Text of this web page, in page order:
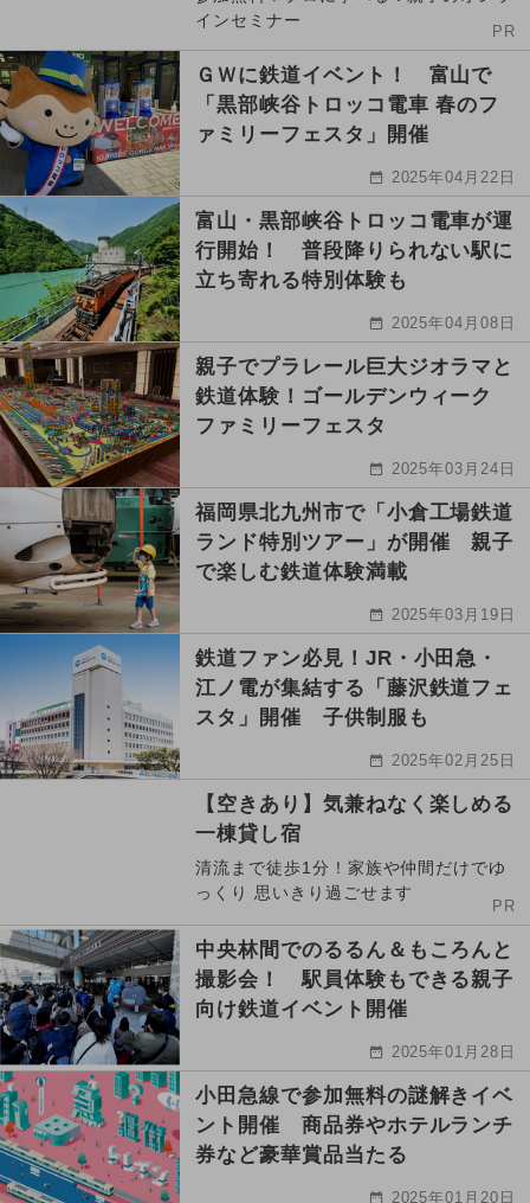
インセミナー
PR
ＧＷに鉄道イベント！ 富山で
「黒部峡谷トロッコ電車 春のフ
ァミリーフェスタ」開催
2025年04月22日
富山・黒部峡谷トロッコ電車が運
行開始！ 普段降りられない駅に
立ち寄れる特別体験も
2025年04月08日
親子でプラレール巨大ジオラマと
鉄道体験！ゴールデンウィーク
ファミリーフェスタ
2025年03月24日
福岡県北九州市で「小倉工場鉄道
ランド特別ツアー」が開催 親子
で楽しむ鉄道体験満載
2025年03月19日
鉄道ファン必見！JR・小田急・
江ノ電が集結する「藤沢鉄道フェ
スタ」開催 子供制服も
2025年02月25日
【空きあり】気兼ねなく楽しめる
一棟貸し宿
清流まで徒歩1分！家族や仲間だけでゆ
っくり 思いきり過ごせます
PR
中央林間でのるるん＆もころんと
撮影会！ 駅員体験もできる親子
向け鉄道イベント開催
2025年01月28日
小田急線で参加無料の謎解きイベ
ント開催 商品券やホテルランチ
券など豪華賞品当たる
2025年01月20日